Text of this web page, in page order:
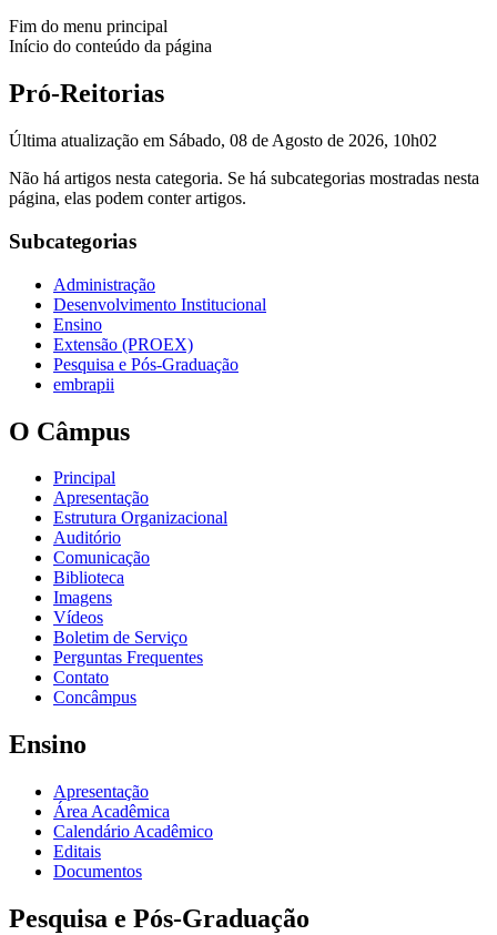
Fim do menu principal
Início do conteúdo da página
Pró-Reitorias
Última atualização em Sábado, 08 de Agosto de 2026, 10h02
Não há artigos nesta categoria. Se há subcategorias mostradas nesta
página, elas podem conter artigos.
Subcategorias
Administração
Desenvolvimento Institucional
Ensino
Extensão (PROEX)
Pesquisa e Pós-Graduação
embrapii
O Câmpus
Principal
Apresentação
Estrutura Organizacional
Auditório
Comunicação
Biblioteca
Imagens
Vídeos
Boletim de Serviço
Perguntas Frequentes
Contato
Concâmpus
Ensino
Apresentação
Área Acadêmica
Calendário Acadêmico
Editais
Documentos
Pesquisa e Pós-Graduação